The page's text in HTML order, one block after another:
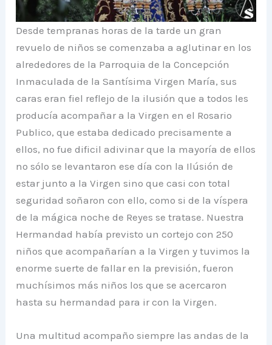
Desde tempranas horas de la tarde un gran
revuelo de niños se comenzaba a aglutinar en los
alrededores de la Parroquia de la Concepción
Inmaculada de la Santísima Virgen María, sus
caras eran fiel reflejo de la ilusión que a todos les
producía acompañar a la Virgen en el Rosario
Publico, que estaba dedicado precisamente a
ellos, no fue dificil adivinar que la mayoría de ellos
no sólo se levantaron ese día con la Ilúsión de
estar junto a la Virgen sino que casi con total
seguridad soñaron con ello, como si de la víspera
de la mágica noche de Reyes se tratase. Nuestra
Hermandad había previsto un cortejo con 250
niños que acompañarían a la Virgen y tuvimos la
enorme suerte de fallar en la previsión, fueron
muchísimos más niños los que se acercaron
hasta su hermandad para ir con la Virgen.
Una multitud acompaño siempre las andas de la